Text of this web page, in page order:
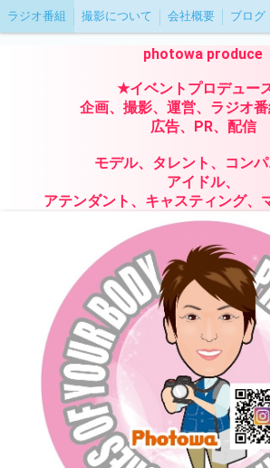
ラジオ番組 撮影について 会社概要 ブログ
撮影会
photowa produce
★イベントプロデュー
企画、撮影、運営、ラジオ番
広告、PR、配信
モデル、タレント、コン
アイドル、
アテンダント、キャスティング、